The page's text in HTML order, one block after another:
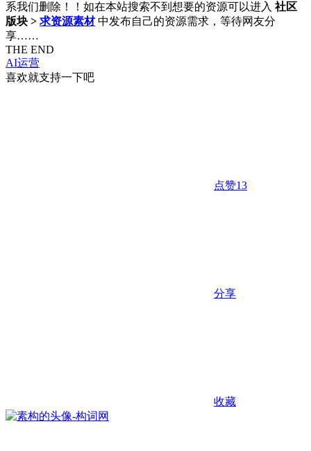
系我们删除！！如在本站搜索不到想要的资源可以进入 社区
版块 > 求资源素材 中发布自己的资源需求，等待网友分
享……
THE END
AI运营
喜欢就支持一下吧
点赞13
分享
收藏